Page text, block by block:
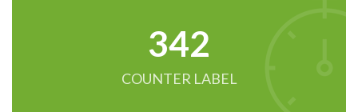
342
COUNTER LABEL